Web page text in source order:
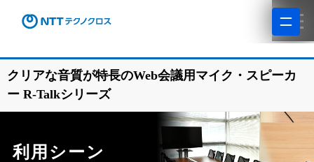
クリアな音質が特長のWeb会議用マイク・スピーカ
ー R-Talkシリーズ
利用シーン